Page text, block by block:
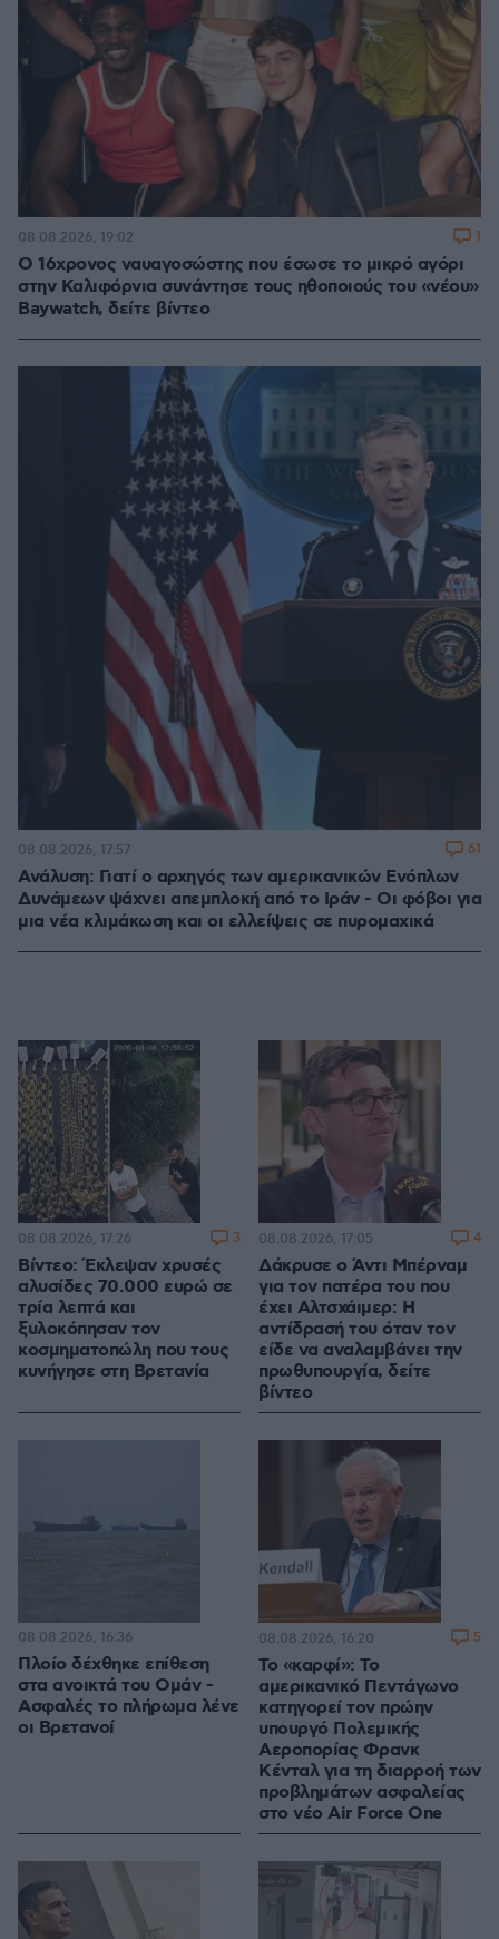
Ο 16χρονος ναυαγοσώστης που έσωσε το μικρό αγόρι
στην Καλιφόρνια συνάντησε τους ηθοποιούς του «νέου»
Baywatch, δείτε βίντεο
08.08.2026, 19:02 1
Ανάλυση: Γιατί ο αρχηγός των αμερικανικών Ενόπλων
Δυνάμεων ψάχνει απεμπλοκή από το Ιράν - Οι φόβοι για
μια νέα κλιμάκωση και οι ελλείψεις σε πυρομαχικά
08.08.2026, 17:57 61
Βίντεο: Έκλεψαν χρυσές
αλυσίδες 70.000 ευρώ σε
τρία λεπτά και
ξυλοκόπησαν τον
κοσμηματοπώλη που τους
κυνήγησε στη Βρετανία
08.08.2026, 17:26 3
Δάκρυσε ο Άντι Μπέρναμ
για τον πατέρα του που
έχει Αλτσχάιμερ: Η
αντίδρασή του όταν τον
είδε να αναλαμβάνει την
πρωθυπουργία, δείτε
βίντεο
08.08.2026, 17:05 4
Πλοίο δέχθηκε επίθεση
στα ανοικτά του Ομάν -
Ασφαλές το πλήρωμα λένε
οι Βρετανοί
08.08.2026, 16:36
Το «καρφί»: Το
αμερικανικό Πεντάγωνο
κατηγορεί τον πρώην
υπουργό Πολεμικής
Αεροπορίας Φρανκ
Κένταλ για τη διαρροή των
προβλημάτων ασφαλείας
στο νέο Air Force One
08.08.2026, 16:20 5